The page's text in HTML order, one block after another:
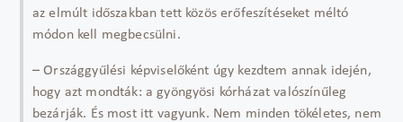
az elmúlt időszakban tett közös erőfeszítéseket méltó
módon kell megbecsülni.
– Országgyűlési képviselőként úgy kezdtem annak idején,
hogy azt mondták: a gyöngyösi kórházat valószínűleg
bezárják. És most itt vagyunk. Nem minden tökéletes, nem